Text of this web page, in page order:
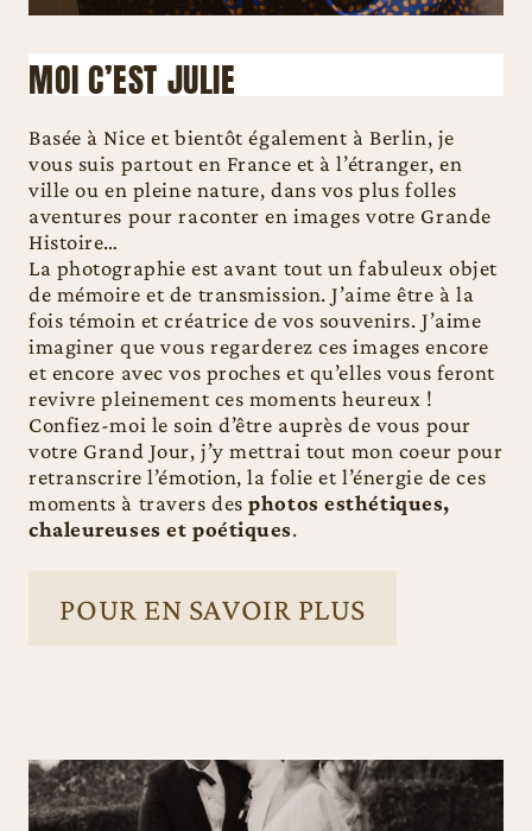
MOI C’EST JULIE
Basée à Nice et bientôt également à Berlin, je
vous suis partout en France et à l’étranger, en
ville ou en pleine nature, dans vos plus folles
aventures pour raconter en images votre Grande
Histoire…
La photographie est avant tout un fabuleux objet
de mémoire et de transmission. J’aime être à la
fois témoin et créatrice de vos souvenirs. J’aime
imaginer que vous regarderez ces images encore
et encore avec vos proches et qu’elles vous feront
revivre pleinement ces moments heureux !
Confiez-moi le soin d’être auprès de vous pour
votre Grand Jour, j’y mettrai tout mon coeur pour
retranscrire l’émotion, la folie et l’énergie de ces
moments à travers desphotos esthétiques,
chaleureuses et poétiques.
POUR EN SAVOIR PLUS